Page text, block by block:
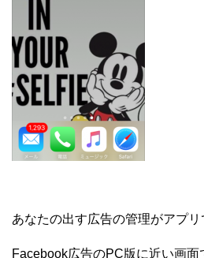
あなたの出す広告の管理がアプ
Facebook広告のPC版に近い画